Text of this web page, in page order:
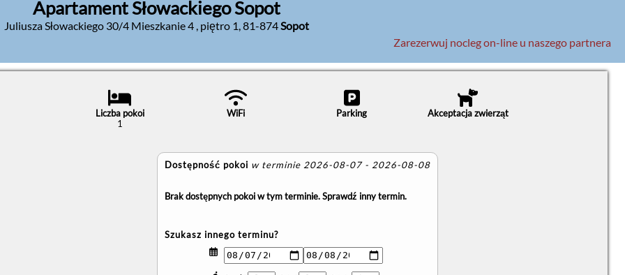
Apartament Słowackiego Sopot
Juliusza Słowackiego 30/4 Mieszkanie 4 , piętro 1,81-874Sopot
Zarezerwuj nocleg on-line u naszego partnera
Liczba pokoi
1
WiFi Parking Akceptacja zwierząt
Dostępność pokoi w terminie 2026-08-07 - 2026-08-08
Brak dostępnych pokoi w tym terminie. Sprawdź inny termin.
Szukasz innego terminu?